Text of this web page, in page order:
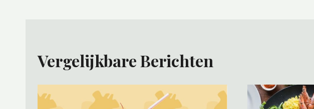
Vergelijkbare Berichten